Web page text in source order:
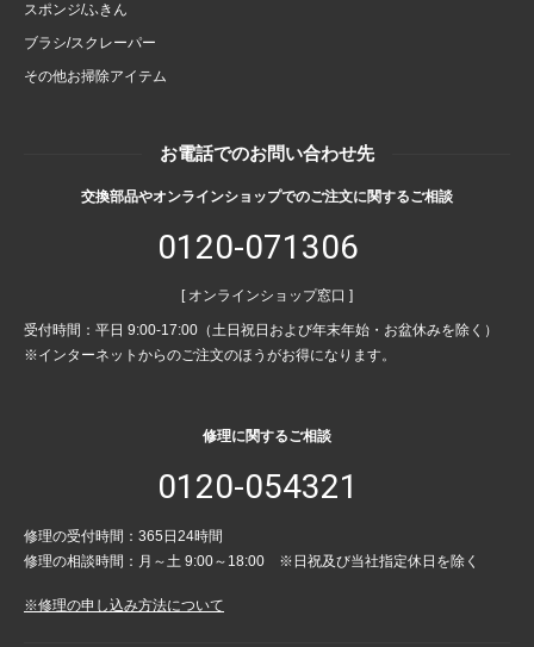
スポンジ/ふきん
ブラシ/スクレーパー
その他お掃除アイテム
お電話でのお問い合わせ先
交換部品やオンラインショップでのご注文に関するご相談
0120-071306
[ オンラインショップ窓口 ]
受付時間：平日 9:00-17:00（土日祝日および年末年始・お盆休みを除く）
※インターネットからのご注文のほうがお得になります。
修理に関するご相談
0120-054321
修理の受付時間：365日24時間
修理の相談時間：月～土 9:00～18:00 ※日祝及び当社指定休日を除く
※修理の申し込み方法について